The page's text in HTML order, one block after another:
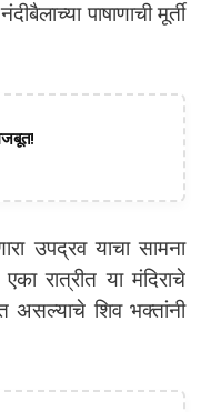
पाषाणाची मूर्ती
उपद्रव याचा सामना
रात्रीत या मंदिराचे
शिव भक्तांनी